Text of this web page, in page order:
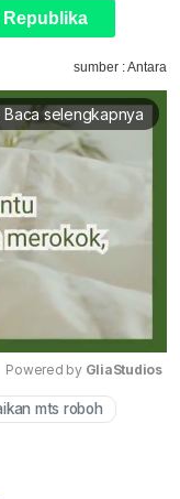
Republika
sumber : Antara
Baca selengkapnya
Mute
Powered by GliaStudios
mts roboh